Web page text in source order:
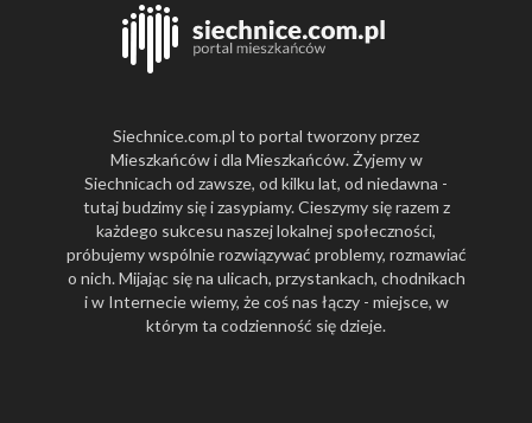
Siechnice.com.pl to portal tworzony przez
Mieszkańców i dla Mieszkańców. Żyjemy w
Siechnicach od zawsze, od kilku lat, od niedawna -
tutaj budzimy się i zasypiamy. Cieszymy się razem z
każdego sukcesu naszej lokalnej społeczności,
próbujemy wspólnie rozwiązywać problemy, rozmawiać
o nich. Mijając się na ulicach, przystankach, chodnikach
i w Internecie wiemy, że coś nas łączy - miejsce, w
którym ta codzienność się dzieje.